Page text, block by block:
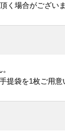
く場合がございま
提袋を1枚ご用意